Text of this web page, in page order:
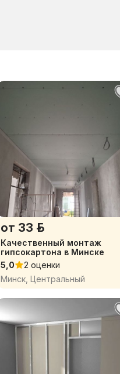
от 33 р.
Качественный монтаж
гипсокартона в Минске
5,0
2 оценки
Минск, Центральный